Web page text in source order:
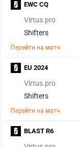
Virtus.pro
Shifters
Перейти на матч
EWC CQ
Virtus.pro
Shifters
Перейти на матч
EU 2024
BLAST R6